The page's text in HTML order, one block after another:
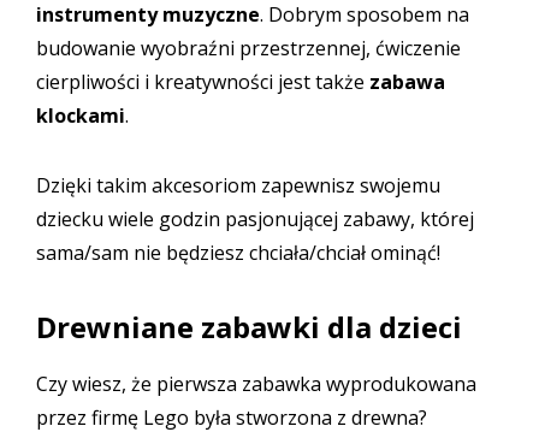
instrumenty muzyczne. Dobrym sposobem na
budowanie wyobraźni przestrzennej, ćwiczenie
cierpliwości i kreatywności jest także zabawa
klockami.
Dzięki takim akcesoriom zapewnisz swojemu
dziecku wiele godzin pasjonującej zabawy, której
sama/sam nie będziesz chciała/chciał ominąć!
Drewniane zabawki dla dzieci
Czy wiesz, że pierwsza zabawka wyprodukowana
przez firmę Lego była stworzona z drewna?